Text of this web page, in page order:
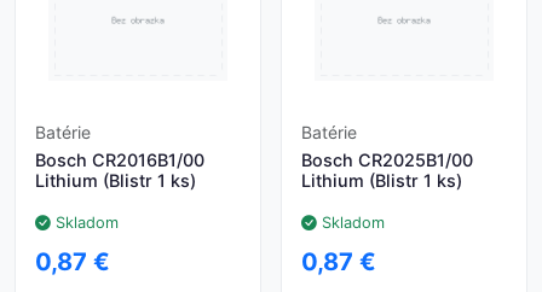
Batérie
Bosch CR2016B1/00
Lithium (Blistr 1 ks)
Skladom
0,87 €
Batérie
Bosch CR2025B1/00
Lithium (Blistr 1 ks)
Skladom
0,87 €